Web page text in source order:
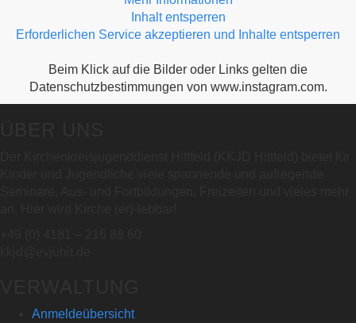
Inhalt entsperren
Erforderlichen Service akzeptieren und Inhalte entsperren
Beim Klick auf die Bilder oder Links gelten die
Datenschutzbestimmungen von www.instagram.com.
Anmeldeübersicht